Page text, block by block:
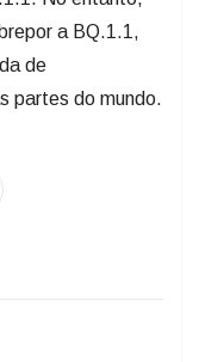
a BQ.1.1,
de
partes do mundo.